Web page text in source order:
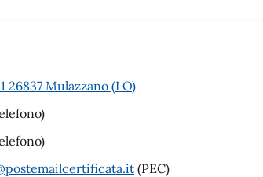
26837 Mulazzano (LO)
(PEC)